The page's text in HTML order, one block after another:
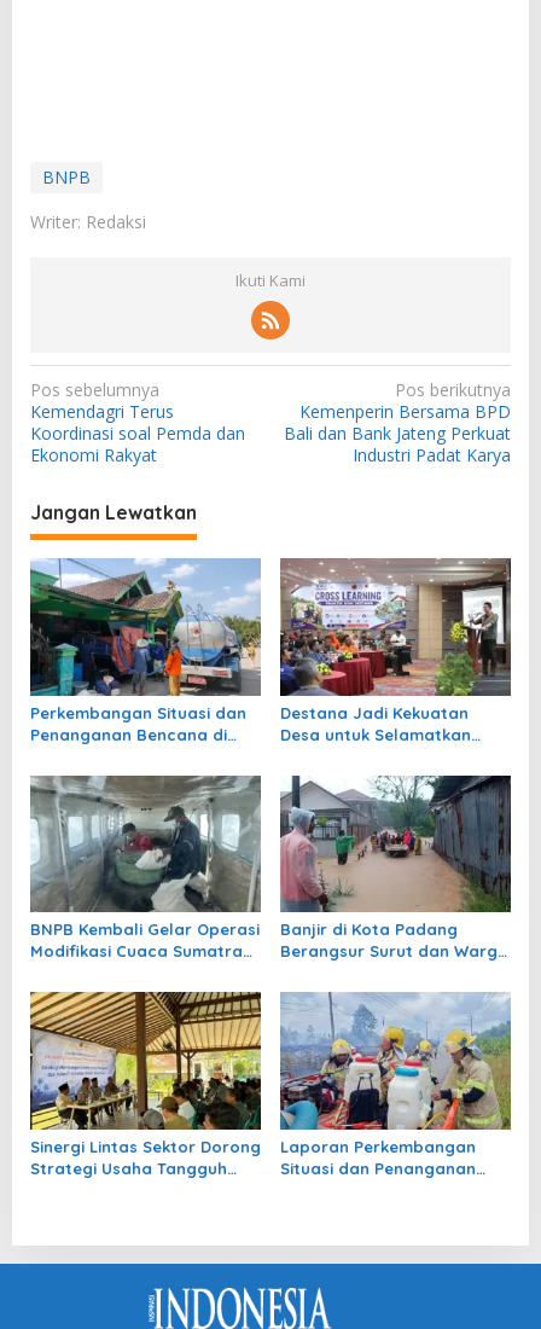
BNPB
Writer: Redaksi
Ikuti Kami
N
a
v
g
a
s
i
p
o
s
Pos sebelumnya
Kemendagri Terus
Koordinasi soal Pemda dan
Ekonomi Rakyat
Pos berikutnya
Kemenperin Bersama BPD
Bali dan Bank Jateng Perkuat
Industri Padat Karya
Jangan Lewatkan
Perkembangan Situasi dan
Penanganan Bencana di
Destana Jadi Kekuatan
Desa untuk Selamatkan
BNPB Kembali Gelar Operasi
Modifikasi Cuaca Sumatra
Banjir di Kota Padang
Berangsur Surut dan Warga
Sinergi Lintas Sektor Dorong
Strategi Usaha Tangguh
Laporan Perkembangan
Situasi dan Penanganan